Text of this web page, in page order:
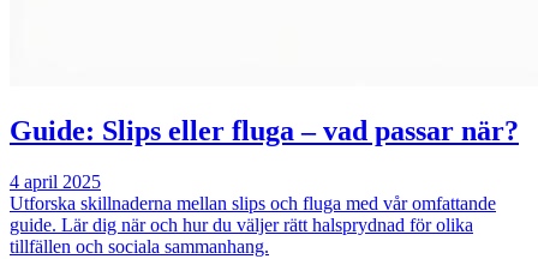
Guide: Slips eller fluga – vad passar när?
4 april 2025
Utforska skillnaderna mellan slips och fluga med vår omfattande
guide. Lär dig när och hur du väljer rätt halsprydnad för olika
tillfällen och sociala sammanhang.